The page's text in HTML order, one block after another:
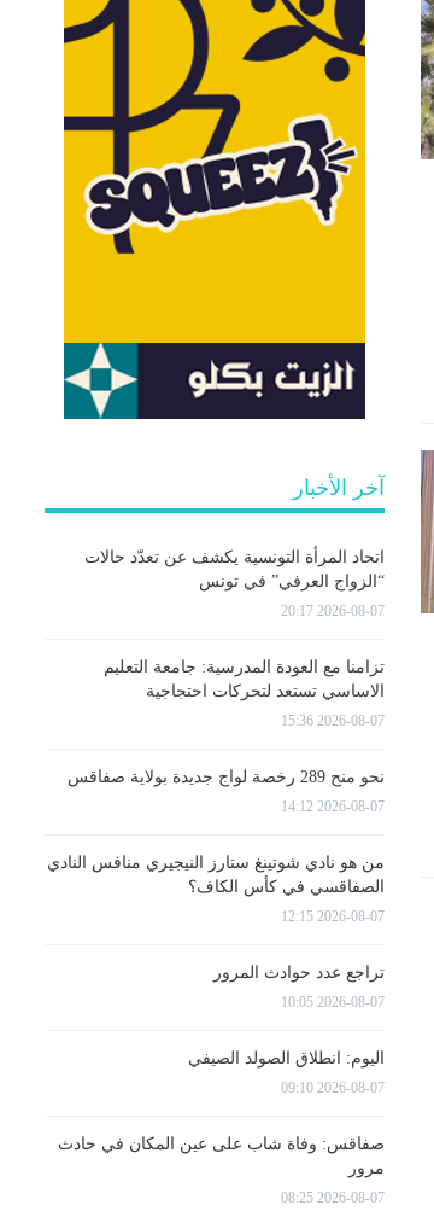
آخر الأخبار
اتحاد المرأة التونسية يكشف عن تعدّد حالات
“الزواج العرفي” في تونس
2026-08-07 20:17
تزامنا مع العودة المدرسية: جامعة التعليم
الاساسي تستعد لتحركات احتجاجية
2026-08-07 15:36
نحو منح 289 رخصة لواج جديدة بولاية صفاقس
2026-08-07 14:12
من هو نادي شوتينغ ستارز النيجيري منافس النادي
الصفاقسي في كأس الكاف؟
2026-08-07 12:15
تراجع عدد حوادث المرور
2026-08-07 10:05
اليوم: انطلاق الصولد الصيفي
2026-08-07 09:10
صفاقس: وفاة شاب على عين المكان في حادث
مرور
2026-08-07 08:25